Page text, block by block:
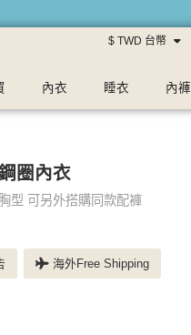
$ TWD 台幣
內衣 睡衣 內褲
圈內衣
型 可另外搭購同款配褲
海外Free Shipping